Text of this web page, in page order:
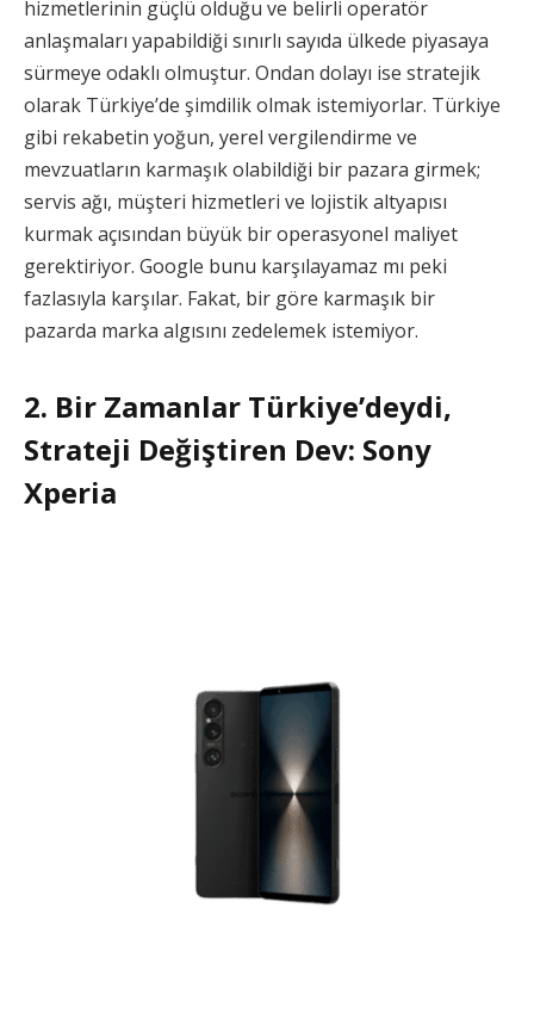
hizmetlerinin güçlü olduğu ve belirli operatör
anlaşmaları yapabildiği sınırlı sayıda ülkede piyasaya
sürmeye odaklı olmuştur. Ondan dolayı ise stratejik
olarak Türkiye’de şimdilik olmak istemiyorlar. Türkiye
gibi rekabetin yoğun, yerel vergilendirme ve
mevzuatların karmaşık olabildiği bir pazara girmek;
servis ağı, müşteri hizmetleri ve lojistik altyapısı
kurmak açısından büyük bir operasyonel maliyet
gerektiriyor. Google bunu karşılayamaz mı peki
fazlasıyla karşılar. Fakat, bir göre karmaşık bir
pazarda marka algısını zedelemek istemiyor.
2. Bir Zamanlar Türkiye’deydi,
Strateji Değiştiren Dev: Sony
Xperia